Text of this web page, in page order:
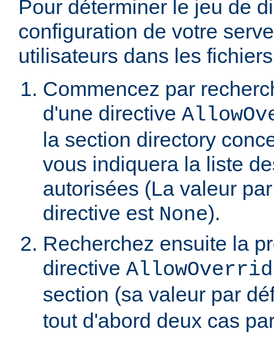
Pour déterminer le jeu de
configuration de votre
utilisateurs dans les
Commencez par
d'une directive
la section directory
vous indiquera la liste
autorisées (La valeur
directive est None).
Recherchez ensuite la
directive
section (sa valeur par
tout d'abord deux cas